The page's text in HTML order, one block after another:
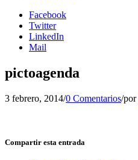
Facebook
Twitter
LinkedIn
Mail
pictoagenda
3 febrero, 2014/0 Comentarios/por
Compartir esta entrada